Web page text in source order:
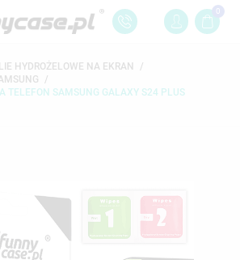
0
HYDROŻELOWE NA EKRAN
TELEFON SAMSUNG GALAXY S24 PLUS